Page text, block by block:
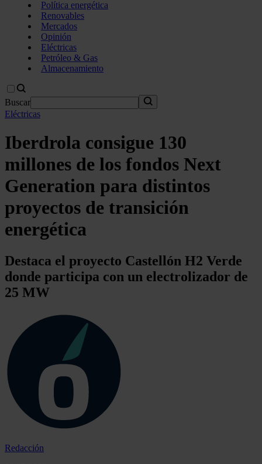
Política energética
Renovables
Mercados
Opinión
Eléctricas
Petróleo & Gas
Almacenamiento
Buscar
Eléctricas
Iberdrola consigue 130
millones de los fondos Next
Generation para distintos
proyectos de transición
energética
Destaca el proyecto Castellón H2 Verde
donde participa con un electrolizador de
25 MW
Redacción